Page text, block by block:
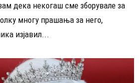
дека некогаш сме зборувале за
многу прашања за него,
изјавил...